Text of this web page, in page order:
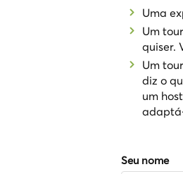
Uma
Um
quiser.
Um
diz o
um
Seu nome